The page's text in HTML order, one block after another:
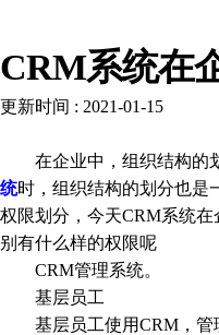
CRM系统在
更新时间 : 2021-01-15
在企业中，组织结构的
统时，组织结构的划分也是
权限划分，今天CRM系统
别有什么样的权限呢
CRM管理系统。
基层员工
基层员工使用CRM，管